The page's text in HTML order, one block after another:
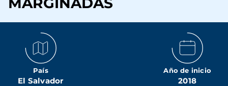
País
El Salvador
Año de inicio
2018